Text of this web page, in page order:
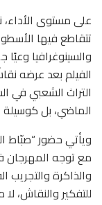
على مستوى
تتقاطع فيها
والسينوغرافيا
الفيلم بعد عرضه
التراث الشعبي في
الماضي، بل
ويأتي حضور “صبّاط
مع توجه المهرجان
والذاكرة
للتفكير والنقاش،